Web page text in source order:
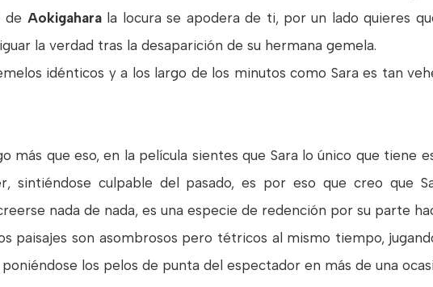
de Aokigahara la locura se apodera de ti, por un lado quieres
la verdad tras la desaparición de su hermana gemela.
idénticos y a los largo de los minutos como Sara es tan
más que eso, en la película sientes que Sara lo único que tiene
sintiéndose culpable del pasado, es por eso que creo que
nada de nada, es una especie de redención por su parte
paisajes son asombrosos pero tétricos al mismo tiempo,
los pelos de punta del espectador en más de una